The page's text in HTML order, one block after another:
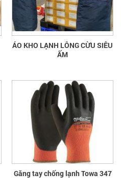
ÁO KHO LẠNH LÔNG CỪU SIÊU
ẤM
Găng tay chống lạnh Towa 347